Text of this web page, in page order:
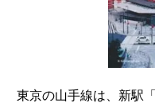
東京の山手線は、新駅